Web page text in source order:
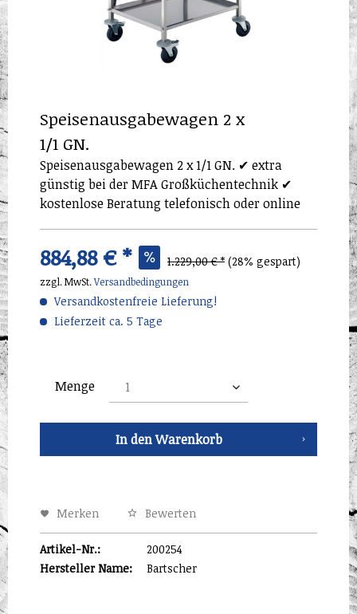
Speisenausgabewagen 2 x
1/1 GN.
Speisenausgabewagen 2 x 1/1 GN. ✔ extra
günstig bei der MFA Großküchentechnik ✔
kostenlose Beratung telefonisch oder online
884,88 € * 1.229,00 € * (28% gespart)
zzgl. MwSt.Versandbedingungen
Versandkostenfreie Lieferung!
Lieferzeit ca. 5 Tage
Menge
In denWarenkorb
Merken Bewerten
Artikel-Nr.:
200254
Hersteller Name:
Bartscher